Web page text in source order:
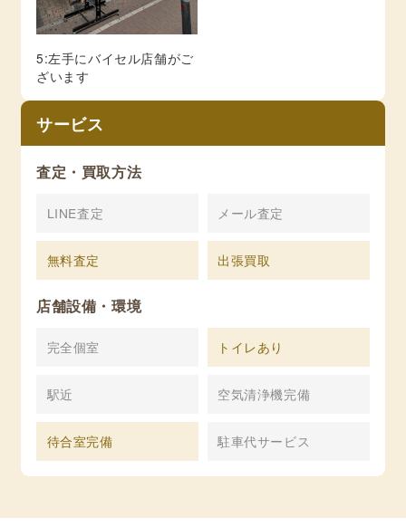
5:左手にバイセル店舗がご
ざいます
サービス
査定・買取方法
LINE査定 メール査定
無料査定 出張買取
店舗設備・環境
完全個室 トイレあり
駅近 空気清浄機完備
待合室完備 駐車代サービス